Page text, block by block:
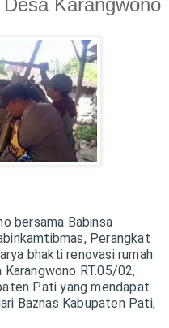
Karangwono
bersama Babinsa
Perangkat
bhakti renovasi rumah
Karangwono RT.05/02,
Pati yang mendapat
Baznas Kabupaten Pati,